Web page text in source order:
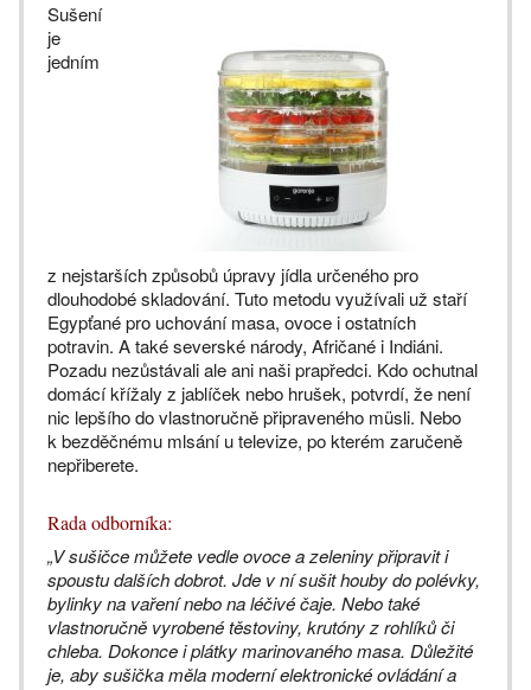
Sušení
je
jedním
z nejstarších způsobů úpravy jídla určeného pro
dlouhodobé skladování. Tuto metodu využívali už staří
Egypťané pro uchování masa, ovoce i ostatních
potravin. A také severské národy, Afričané i Indiáni.
Pozadu nezůstávali ale ani naši prapředci. Kdo ochutnal
domácí křížaly z jablíček nebo hrušek, potvrdí, že není
nic lepšího do vlastnoručně připraveného müsli. Nebo
k bezděčnému mlsání u televize, po kterém zaručeně
nepřiberete.
Rada odborníka:
„V sušičce můžete vedle ovoce a zeleniny připravit i
spoustu dalších dobrot. Jde v ní sušit houby do polévky,
bylinky na vaření nebo na léčivé čaje. Nebo také
vlastnoručně vyrobené těstoviny, krutóny z rohlíků či
chleba. Dokonce i plátky marinovaného masa. Důležité
je, aby sušička měla moderní elektronické ovládání a